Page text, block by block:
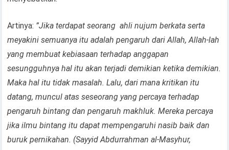
Artinya: ”Jika terdapat seorang ahli nujum berkata serta
meyakini semuanya itu adalah pengaruh dari Allah, Allah-lah
yang membuat kebiasaan terhadap anggapan
sesungguhnya hal itu akan terjadi demikian ketika demikian.
Maka hal itu tidak masalah. Lalu, dari mana kritikan itu
datang, muncul atas seseorang yang percaya terhadap
pengaruh bintang dan pengaruh makhluk. Mereka percaya
jika ilmu bintang itu dapat mempengaruhi nasib baik dan
buruk pernikahan. (Sayyid Abdurrahman al-Masyhur,